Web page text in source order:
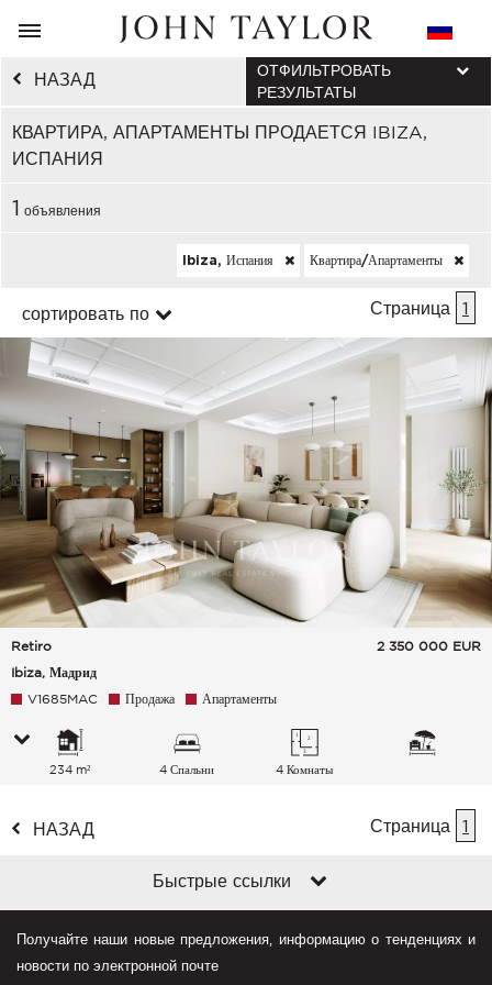
НАЗАД
КВАРТИРА, АПАРТАМЕНТЫ ПРОДАЕТСЯ IBIZA,
ИСПАНИЯ
ОТФИЛЬТРОВАТЬ
РЕЗУЛЬТАТЫ
1 объявления
Ibiza, Испания Квартира/апартаменты
сортировать по Страница 1
Retiro
Ibiza, Мадрид
2 350 000 EUR
V1685MAC Продажа Апартаменты
234 m² 4 Спальни 4 Комнаты
НАЗАД Страница 1
Быстрые ссылки
Получайте наши новые предложения, информацию о тенденциях и
новости по электронной почте